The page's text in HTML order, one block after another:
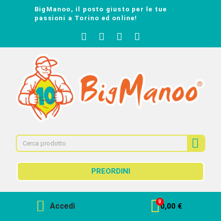
BigManoo, il posto giusto per le tue
passioni a Torino ed online!
PREORDINI
Accedi 0,00 €